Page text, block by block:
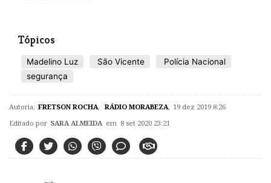
Tópicos
Madelino Luz São Vicente
Polícia Nacional
segurança
Autoria: FRETSON ROCHA RÁDIO MORABEZA 19 dez 2019 8:26
Editado por SARA ALMEIDA em 8 set 2020 23:21